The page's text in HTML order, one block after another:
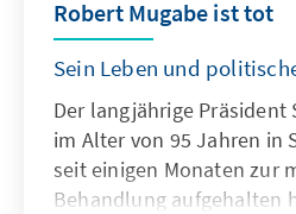
Robert Mugabe ist tot
Sein Leben und
Der langjährige Präsident
im Alter von 95 Jahren in
seit einigen Monaten zur
Behandlung aufgehalten